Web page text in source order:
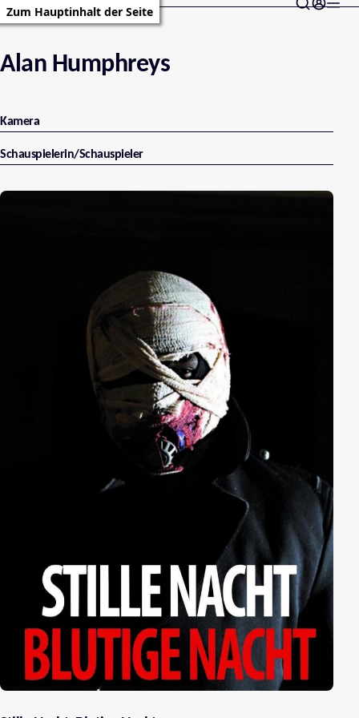
Zum Hauptinhalt der Seite
Alan Humphreys
Kamera
Schauspielerin/Schauspieler